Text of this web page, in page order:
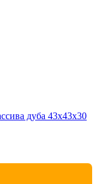
дуба 43х43х30